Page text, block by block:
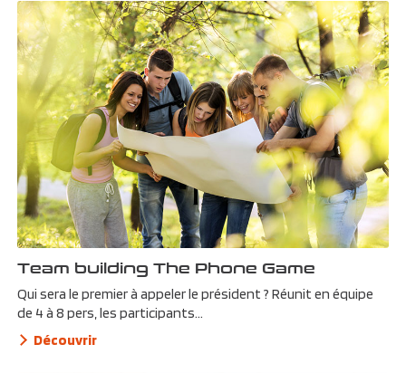
Team building The Phone Game
Qui sera le premier à appeler le président ? Réunit en équipe
de 4 à 8 pers, les participants...
Découvrir